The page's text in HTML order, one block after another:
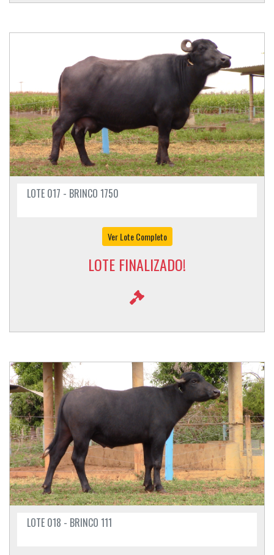
LOTE 017 - BRINCO 1750
Ver Lote Completo
LOTE FINALIZADO!
LOTE 018 - BRINCO 111